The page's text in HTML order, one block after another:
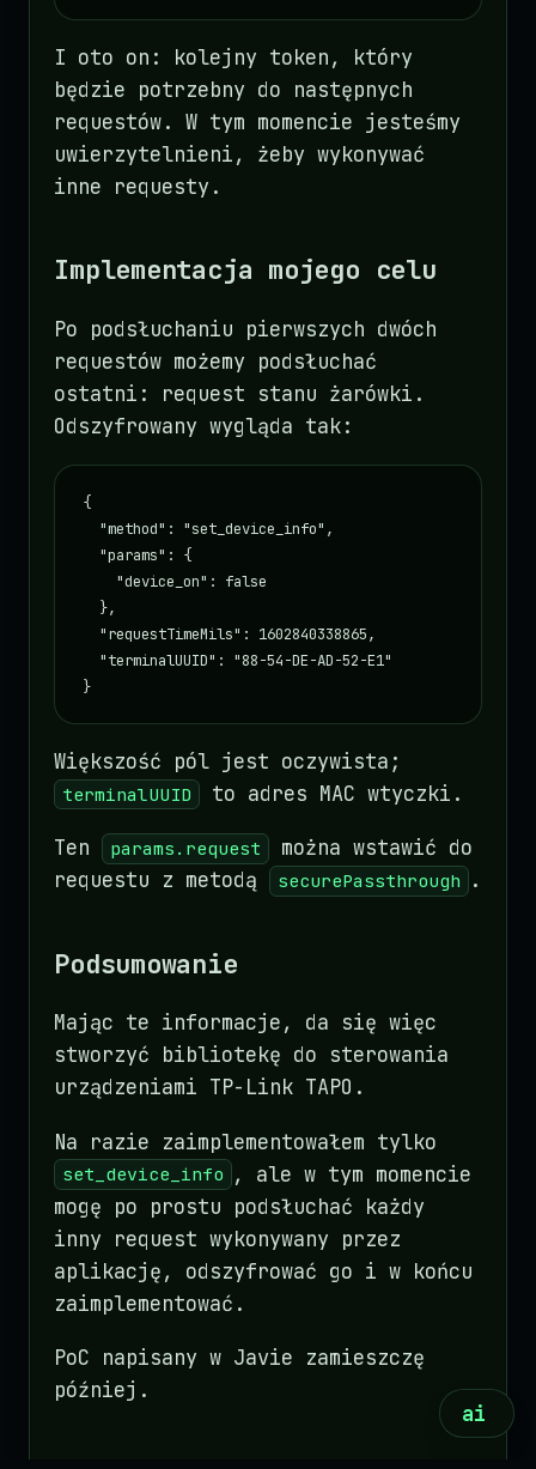
I oto on: kolejny token, który
będzie potrzebny do następnych
requestów. W tym momencie jesteśmy
uwierzytelnieni, żeby wykonywać
inne requesty.
Implementacja mojego celu
Po podsłuchaniu pierwszych dwóch
requestów możemy podsłuchać
ostatni: request stanu żarówki.
Odszyfrowany wygląda tak:
{
  "method": "set_device_info",
  "params": {
    "device_on": false
  },
  "requestTimeMils": 1602840338865,
  "terminalUUID": "88-54-DE-AD-52-E1"
}
Większość pól jest oczywista;
terminalUUID to adres MAC wtyczki.
Ten params.request
można wstawić do
requestu z metodą
securePassthrough .
Podsumowanie
Mając te informacje, da się więc
stworzyć bibliotekę do sterowania
urządzeniami TP-Link TAPO.
Na razie zaimplementowałem tylko
set_device_info , ale w tym momencie
mogę po prostu podsłuchać każdy
inny request wykonywany przez
aplikację, odszyfrować go i w końcu
zaimplementować.
PoC napisany w Javie zamieszczę
później.
ai